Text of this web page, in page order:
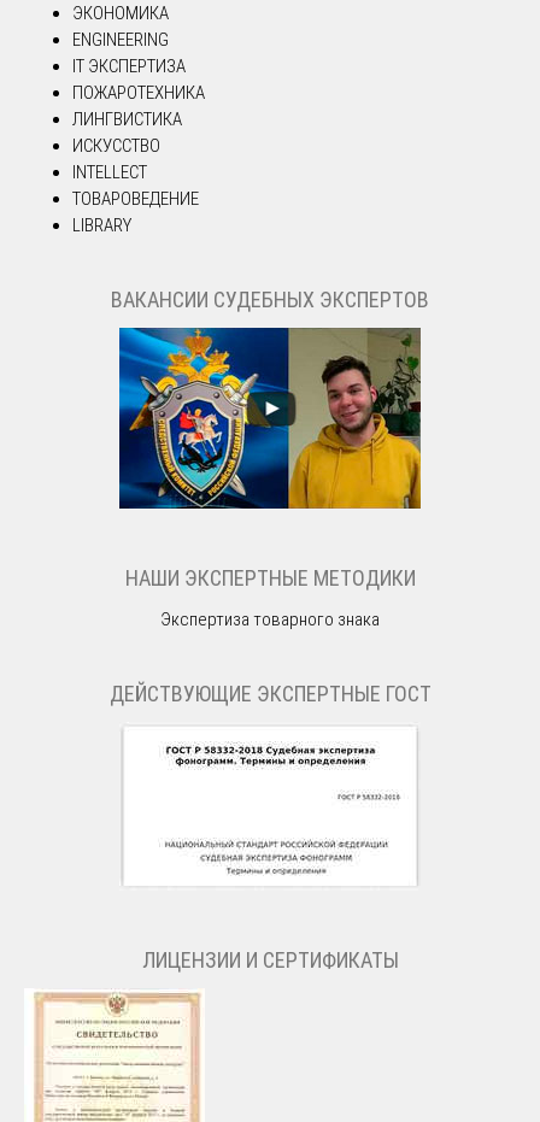
ЭКОНОМИКА
ENGINEERING
IT ЭКСПЕРТИЗА
ПОЖАРОТЕХНИКА
ЛИНГВИСТИКА
ИСКУССТВО
INTELLECT
ТОВАРОВЕДЕНИЕ
LIBRARY
ВАКАНСИИ СУДЕБНЫХ ЭКСПЕРТОВ
НАШИ ЭКСПЕРТНЫЕ МЕТОДИКИ
Экспертиза товарного знака
ДЕЙСТВУЮЩИЕ ЭКСПЕРТНЫЕ ГОСТ
ЛИЦЕНЗИИ И СЕРТИФИКАТЫ